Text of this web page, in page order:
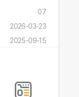
07
2026-03-23
2025-09-15